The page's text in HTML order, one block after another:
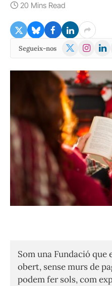
20 Mins Read
Segueix-nos
X
Som una Fundació
obert, sense murs de
podem fer sols, com